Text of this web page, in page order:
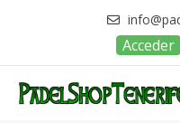
Acceder